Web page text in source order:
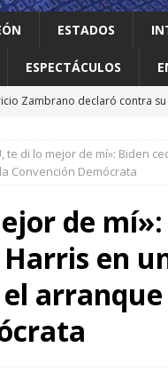
ESTADOS
ESPECTÁCULOS
Zambrano declaró contra
es Pix, el sistema brasileño
el primer gobierno
NACIONAL
gana en penales y suma sus
EEUU importaciones de
te di lo mejor de mí»: Biden
Convención Demócrata
de
en
arranque